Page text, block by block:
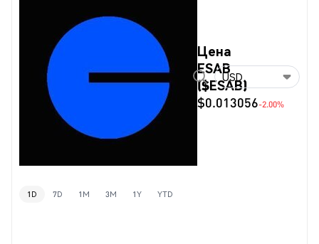
Цена
ESAB
($ESAB)
$0.013056-2.00%
USD
1D 7D 1M 3M 1Y YTD